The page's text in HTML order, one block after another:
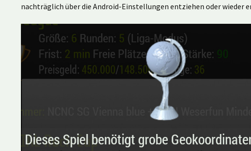
nachträglich über die Android-Einstellungen entziehen oder wieder